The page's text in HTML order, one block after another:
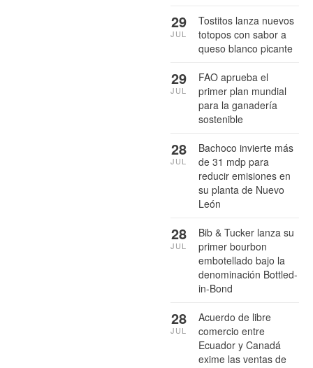
Tostitos lanza nuevos
totopos con sabor a
queso blanco picante
29
JUL
FAO aprueba el
primer plan mundial
para la ganadería
sostenible
29
JUL
Bachoco invierte más
de 31 mdp para
reducir emisiones en
su planta de Nuevo
León
28
JUL
Bib & Tucker lanza su
primer bourbon
embotellado bajo la
denominación Bottled-
in-Bond
28
JUL
Acuerdo de libre
comercio entre
Ecuador y Canadá
exime las ventas de
28
JUL